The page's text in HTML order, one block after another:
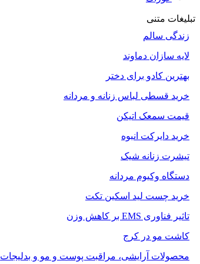
تبلیغات متنی
زندگی سالم
لایه سازان دماوند
بهترین کادو برای دختر
خرید قسطی لباس زنانه و مردانه
قیمت سمعک اتیکن
خرید دایرکت انبوه
تیشرت زنانه شیک
دستگاه وکیوم مردانه
خرید چست لید اسکین تکت
تاثیر فناوری EMS بر کاهش وزن
کاشت مو در کرج
محصولات آرایشی، مراقبت پوست و مو و بدلیجات